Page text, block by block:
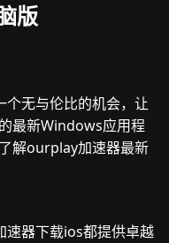
版
无与伦比的机会，让
最新Windows应用程
解ourplay加速器最新
器下载ios都提供卓越